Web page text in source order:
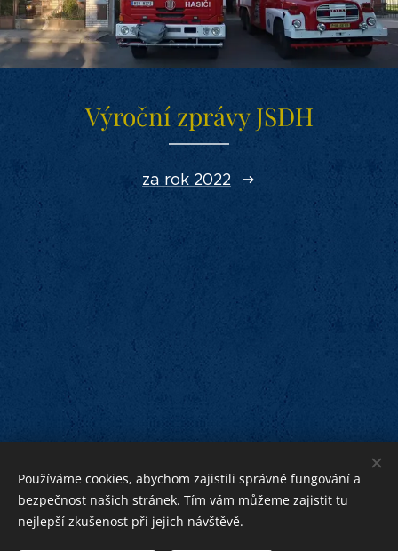
Výroční zprávy JSDH
za rok 2022
Bohu ku cti, bližnímuku pomoci
Používáme cookies, abychom zajistili správné fungování a
bezpečnost našich stránek. Tím vám můžeme zajistit tu
nejlepší zkušenost při jejich návštěvě.